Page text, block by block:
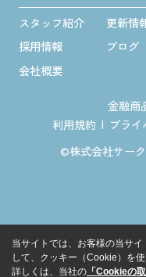
スタッフ紹介
更新情
採用情報
ブログ
会社概要
金融商
利用規約
プラ
©株式会社サー
当サイトでは、お客様の当サ
して、クッキー（Cookie）を使
詳しくは、当社の 「Cookieの